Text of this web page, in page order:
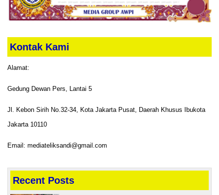
Kontak Kami
Alamat:
Gedung Dewan Pers, Lantai 5
Jl. Kebon Sirih No.32-34, Kota Jakarta Pusat, Daerah Khusus Ibukota
Jakarta 10110
Email: mediateliksandi@gmail.com
Recent Posts